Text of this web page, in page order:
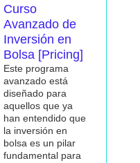
Curso
Avanzado de
Inversión en
Bolsa [Pricing]
Este programa
avanzado está
diseñado para
aquellos que ya
han entendido que
la inversión en
bolsa es un pilar
fundamental para